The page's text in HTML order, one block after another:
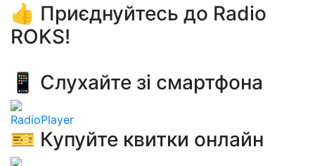
👍 Приєднуйтесь до Radio
ROKS!
📱 Слухайте зі смартфона
RadioPlayer
🎫 Купуйте квитки онлайн